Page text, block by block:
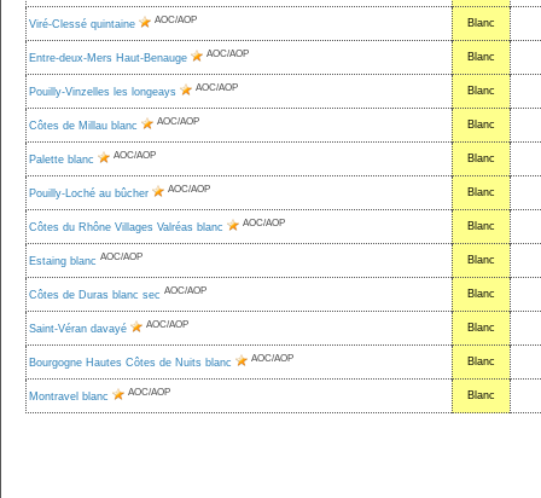
Viré-Clessé quintaine AOC/AOP Blanc
Entre-deux-Mers Haut-Benauge AOC/AOP Blanc
Pouilly-Vinzelles les longeays AOC/AOP Blanc
Côtes de Millau blanc AOC/AOP Blanc
Palette blanc AOC/AOP Blanc
Pouilly-Loché au bûcher AOC/AOP Blanc
Côtes du Rhône Villages Valréas blanc AOC/AOP Blanc
Estaing blanc AOC/AOP Blanc
Côtes de Duras blanc sec AOC/AOP Blanc
Saint-Véran davayé AOC/AOP Blanc
Bourgogne Hautes Côtes de Nuits blanc AOC/AOP Blanc
Montravel blanc AOC/AOP Blanc